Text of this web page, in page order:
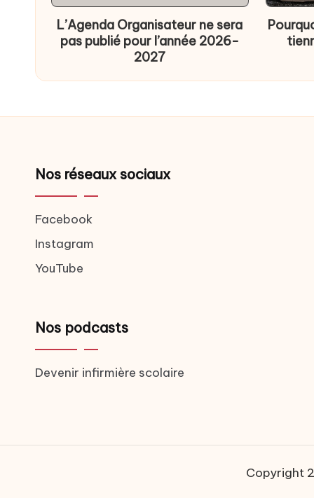
in
L’Agenda Organisateur ne sera
pas publié pour l’année 2026-
2027
in
Nos réseaux sociaux
Facebook
Instagram
YouTube
Nos podcasts
Devenir infirmière scolaire
Copyright